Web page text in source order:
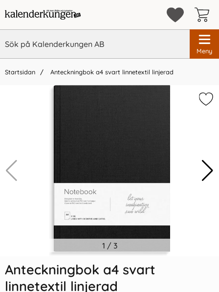
Meny
Startsidan Anteckningbok a4 svart linnetextil linjerad
svart
55 kr/st 39 kr/st
1 / 3
Anteckningbok a4 svart
linnetextil linjerad